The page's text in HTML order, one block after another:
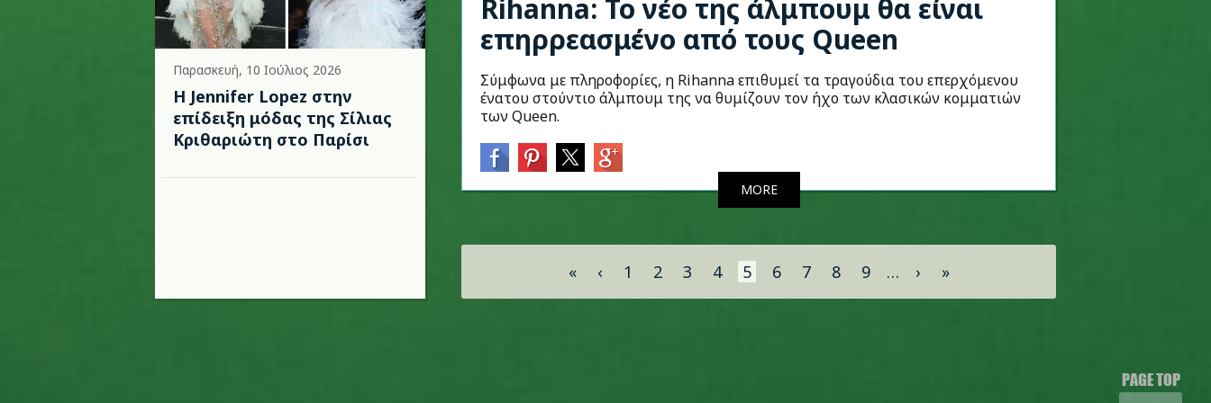
Παρασκευή, 10 Ιούλιος 2026
Η Jennifer Lopez στην
επίδειξη μόδας της Σίλιας
Κριθαριώτη στο Παρίσι
Rihanna: Το νέο της άλμπουμ θα είναι
επηρρεασμένο από τους Queen
Σύμφωνα με πληροφορίες, η Rihanna επιθυμεί τα τραγούδια του επερχόμενου
ένατου στούντιο άλμπουμ της να θυμίζουν τον ήχο των κλασικών κομματιών
των Queen.
MORE
Σελίδες
« ‹ 1 2 3 4 5 6 7 8 9 … › »
PAGE TOP